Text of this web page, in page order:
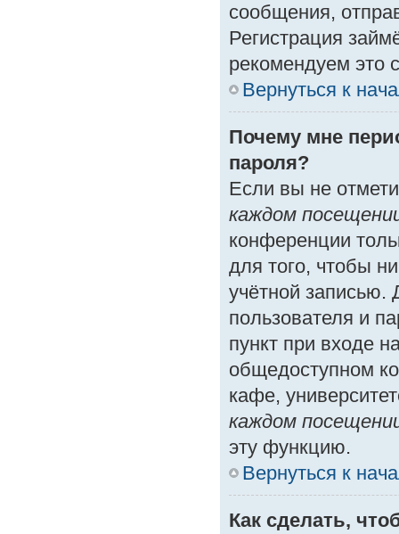
сообщения,
Регистрация
рекомендуем это
Вернуться к
Почему мне
пароля?
Если вы не
каждом
конференции
для того, чтобы
учётной записью.
пользователя и
пункт при входе
общедоступном
кафе,
каждом
эту функцию.
Вернуться к
Как сделать,